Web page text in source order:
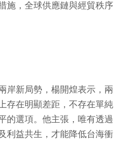
施，全球供應鏈與經貿秩序
岸新局勢，楊開煌表示，兩
存在明顯差距，不存在單純
的選項。他主張，唯有透過
利益共生，才能降低台海衝